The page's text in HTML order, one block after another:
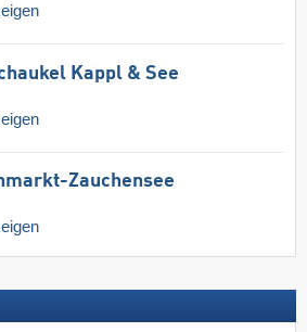
Kappl & See
Zauchensee